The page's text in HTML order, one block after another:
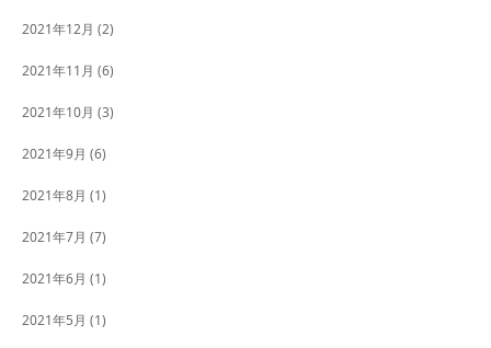
2021年12月 (2)
2021年11月 (6)
2021年10月 (3)
2021年9月 (6)
2021年8月 (1)
2021年7月 (7)
2021年6月 (1)
2021年5月 (1)